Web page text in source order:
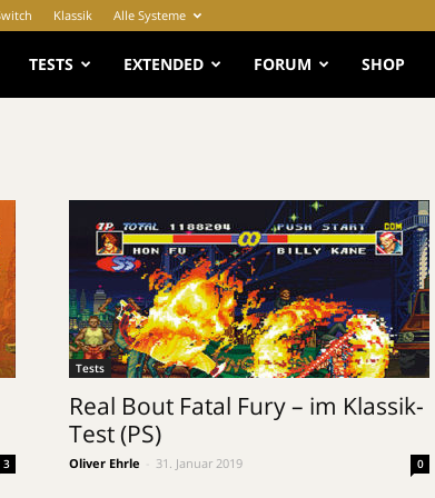
Klassik Alle Systeme
TESTS EXTENDED FORUM SHOP
3
Tests
Real Bout Fatal Fury – im Klassik-
Test (PS)
Oliver Ehrle 31. Januar 2019 0